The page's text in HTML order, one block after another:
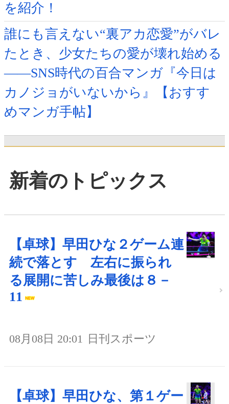
を紹介！
誰にも言えない“裏アカ恋愛”がバレ
たとき、少女たちの愛が壊れ始める
――SNS時代の百合マンガ『今日は
カノジョがいないから』【おすす
めマンガ手帖】
新着のトピックス
【卓球】早田ひな２ゲーム連
続で落とす 左右に振られ
る展開に苦しみ最後は８－
11
08月08日 20:01 日刊スポーツ
【卓球】早田ひな、第１ゲー